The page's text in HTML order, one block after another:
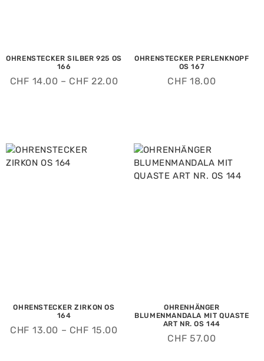
OHRENSTECKER SILBER 925 OS
166
CHF 14.00 – CHF 22.00
OHRENSTECKER PERLENKNOPF
OS 167
CHF 18.00
OHRENSTECKER ZIRKON OS
164
CHF 13.00 – CHF 15.00
OHRENHÄNGER
BLUMENMANDALA MIT QUASTE
ART NR. OS 144
CHF 57.00